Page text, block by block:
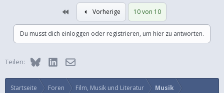
Erste Vorherige 10 von 10
Du musst dich einloggen oder registrieren, um hier zu antworten.
Teilen: BlueskyLinkedInE-Mail
Startseite Foren Film, Musik und Literatur Musik